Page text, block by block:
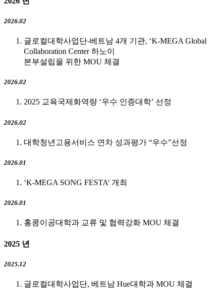
2026.02
글로컬대학사업단-베트남 4개 기관, ‘K-MEGA Global
Collaboration Center 하노이
본부설립을 위한 MOU 체결
2026.02
2025 교육국제화역량 ‘우수 인증대학’ 선정
2026.02
대학청년고용서비스 연차 성과평가 “우수”선정
2026.01
‘K-MEGA SONG FESTA’ 개최
2026.01
홍콩이공대학과 교류 및 협력강화 MOU 체결
2025 년
2025.12
글로컬대학사업단, 베트남 Hue대학과 MOU 체결